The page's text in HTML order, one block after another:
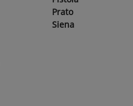
Prato
Siena